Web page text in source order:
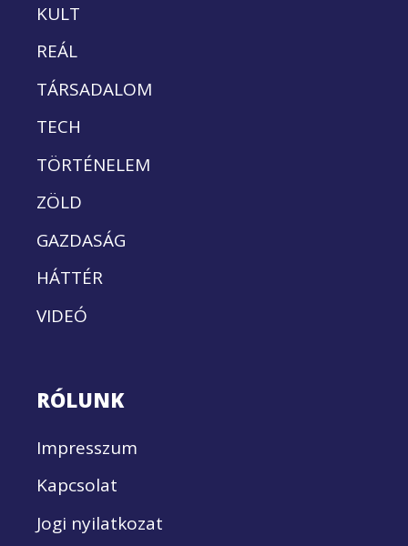
KULT
REÁL
TÁRSADALOM
TECH
TÖRTÉNELEM
ZÖLD
GAZDASÁG
HÁTTÉR
VIDEÓ
RÓLUNK
Impresszum
Kapcsolat
Jogi nyilatkozat